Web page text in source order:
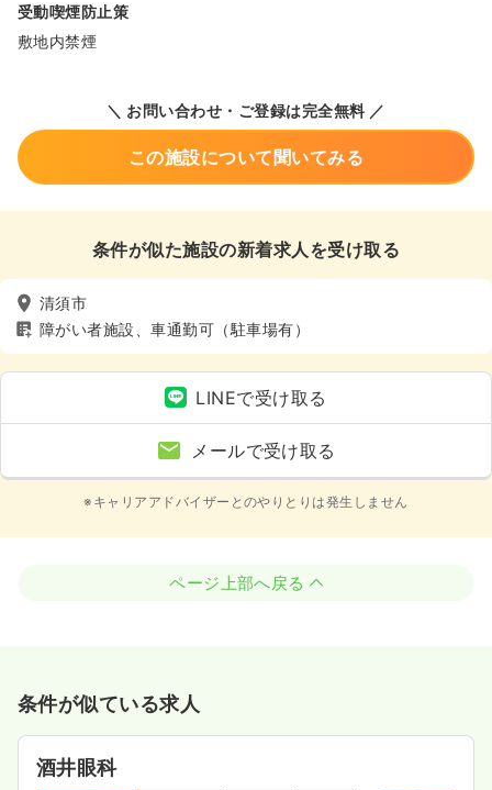
受動喫煙防止策
敷地内禁煙
＼ お問い合わせ・ご登録は完全無料 ／
この施設について聞いてみる
条件が似た施設の新着求人を受け取る
清須市
障がい者施設、車通勤可（駐車場有）
LINEで受け取る
メールで受け取る
※キャリアアドバイザーとのやりとりは発生しません
ページ上部へ戻る
条件が似ている求人
酒井眼科